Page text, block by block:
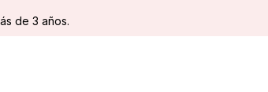
de 3 años.